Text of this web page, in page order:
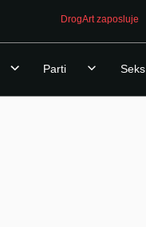
DrogArt zaposluje
Parti Seks